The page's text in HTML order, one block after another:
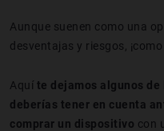
Aunque suenen como una
desventajas y riesgos,
Aquí te dejamos algunos
deberías tener en cuenta
comprar un dispositivo con